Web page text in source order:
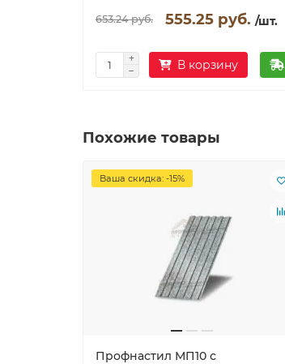
653.24 руб. 555.25 руб. /шт.
В корзину
Похожие товары
Ваша скидка: -15%
Профнастил МП10 с